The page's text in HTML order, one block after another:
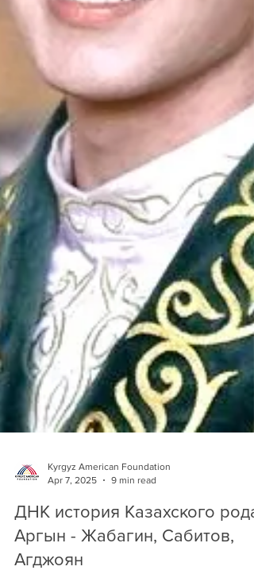
Kyrgyz American Foundation
Apr 7, 2025
9 min read
ДНК история Казахского рода